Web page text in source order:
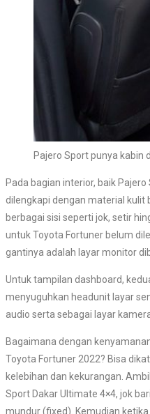
Pajero Sport punya kabin
Pada bagian interior, baik
dilengkapi dengan material kulit
berbagai sisi seperti jok, setir
untuk Toyota Fortuner belum
gantinya adalah layar monitor
Untuk tampilan dashboard,
menyuguhkan headunit layar
audio serta sebagai layar
Bagaimana dengan
Toyota Fortuner 2022? Bisa
kelebihan dan kekurangan.
Sport Dakar Ultimate 4×4, jok
mundur (fixed). Kemudian